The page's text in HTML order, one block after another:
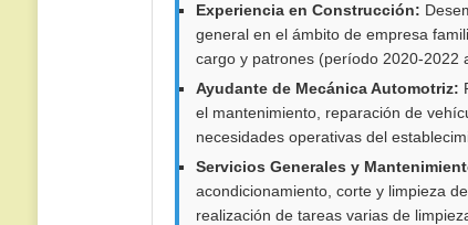
Experiencia en Construcción:
general en el ámbito de empresa
cargo y patrones (período 2020-2022
Ayudante de Mecánica Automotriz:
el mantenimiento, reparación de
necesidades operativas del
Servicios Generales y
acondicionamiento, corte y limpieza
realización de tareas varias de